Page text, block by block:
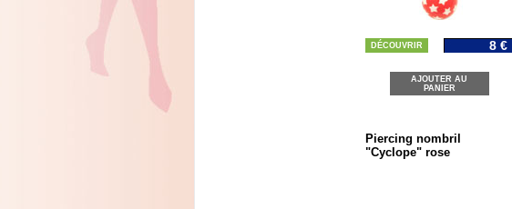
DÉCOUVRIR 8 €
AJOUTER AU
PANIER
Piercing nombril
"Cyclope" rose